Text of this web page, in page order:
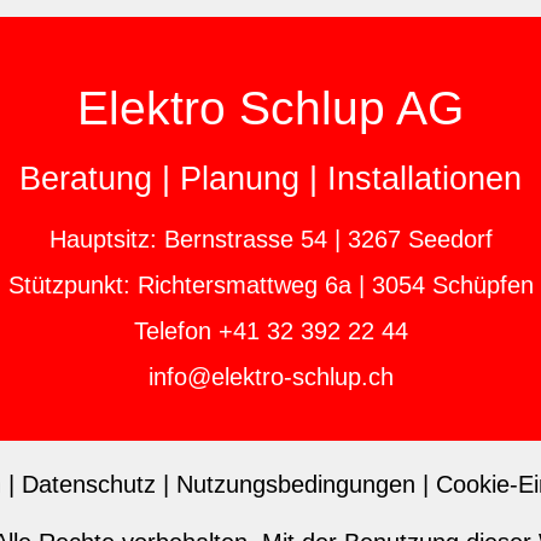
Elektro Schlup AG
Beratung | Planung | Installationen
Hauptsitz: Bernstrasse 54 | 3267 Seedorf
Stützpunkt: Richtersmattweg 6a | 3054 Schüpfen
Telefon +41 32 392 22 44
nf
l ktr -schl p ch
Datenschutz Nutzungsbedingungen Cookie-